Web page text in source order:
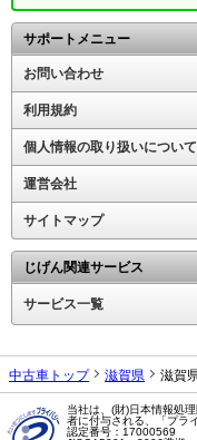
サポートメニュー
お問い合わせ
利用規約
個人情報の取り扱いについて
運営会社
サイトマップ
じげん関連サービス
サービス一覧
中古車トップ 滋賀県 滋賀
当社は、(財)日本情報処
者に付与される、「プラ
認定番号：17000569